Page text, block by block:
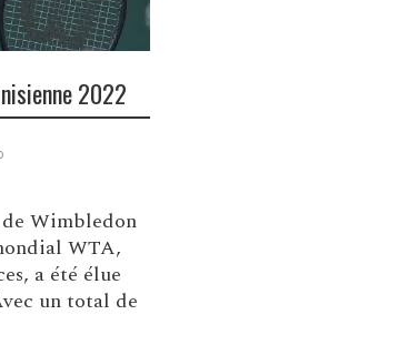
2022
Wimbledon
WTA,
a été élue
un total de